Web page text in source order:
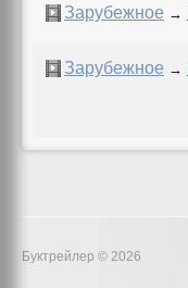
Зарубежное →
Зарубежное →
Буктрейлер © 2026